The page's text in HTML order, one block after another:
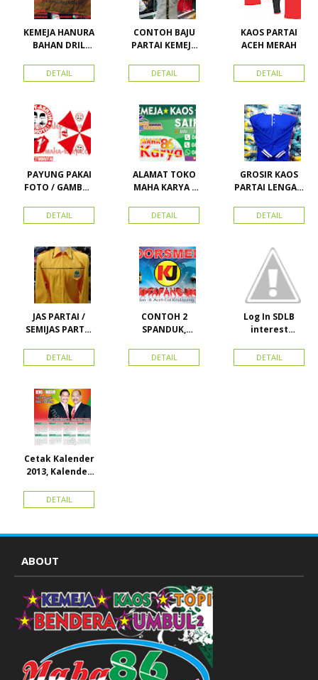
KEMEJA HANURA
BAHAN DRIL
HANURA
DETAIL
CONTOH BAJU
PARTAI KEMEJA
SEMUA ATRIBUT
PARTAI
DETAIL
KAOS PARTAI
ACEH MERAH
DETAIL
PAYUNG PAKAI
FOTO / GAMBAR
KAMPANYE,
PARTAI DAN
DETAIL
ALAMAT TOKO
MAHA KARYA /
PERDANA 411
DETAIL
GROSIR KAOS
PARTAI LENGAN
MURAH
LACOSTE SEMUA
STOK
DETAIL
JAS PARTAI /
SEMIJAS PARTAI
DETAIL
CONTOH 2
SPANDUK,
KARTU NAMA
DETAIL
Log In SDLB
interest
DETAIL
Cetak Kalender
2013, Kalender
2015 dan
atribut partai
DETAIL
ABOUT